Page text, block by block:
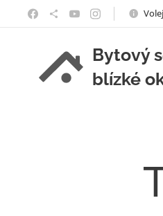
Bytový
blízké